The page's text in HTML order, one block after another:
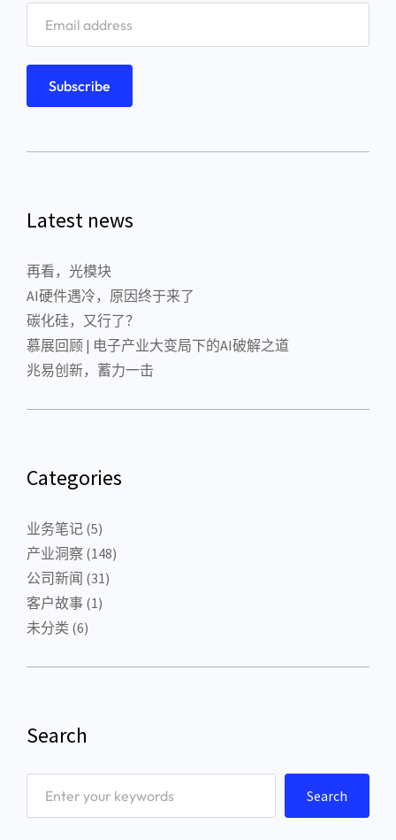
Latest news
再看，光模块
AI硬件遇冷，原因终于来了
碳化硅，又行了？
慕展回顾 | 电子产业大变局下的AI破解之道
兆易创新，蓄力一击
Categories
业务笔记 (5)
产业洞察 (148)
公司新闻 (31)
客户故事 (1)
未分类 (6)
Search
Search